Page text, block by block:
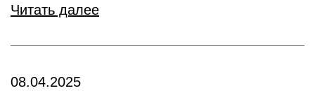
Читать далее
08.04.2025